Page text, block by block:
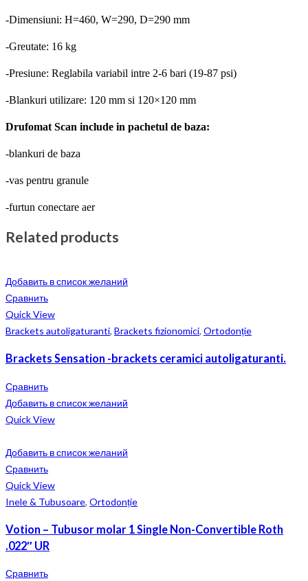
-Dimensiuni: H=460, W=290, D=290 mm
-Greutate: 16 kg
-Presiune: Reglabila variabil intre 2-6 bari (19-87 psi)
-Blankuri utilizare: 120 mm si 120×120 mm
Drufomat Scan include in pachetul de baza:
-blankuri de baza
-vas pentru granule
-furtun conectare aer
Related products
Добавить в список желаний
Сравнить
Quick View
Brackets autoligaturanti, Brackets fizionomici, Ortodonție
Brackets Sensation -brackets ceramici autoligaturanti.
Сравнить
Добавить в список желаний
Quick View
Добавить в список желаний
Сравнить
Quick View
Inele & Tubusoare, Ortodonție
Votion – Tubusor molar 1 Single Non-Convertible Roth
.022″ UR
Сравнить